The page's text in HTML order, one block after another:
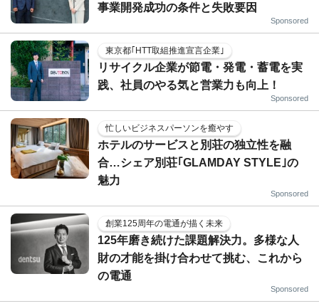
事業開発成功の条件と失敗要因
Sponsored
東京都｢HTT取組推進宣言企業｣
リサイクル企業が節電・発電・蓄電を実
践、社員のやる気と営業力も向上！
Sponsored
忙しいビジネスパーソンを癒やす
ホテルのサービスと別荘の独立性を融
合…シェア別荘｢GLAMDAY STYLE｣の
魅力
Sponsored
創業125周年の電通が描く未来
125年磨き続けた課題解決力。多様な人
財の才能を掛け合わせて挑む、これから
の電通
Sponsored